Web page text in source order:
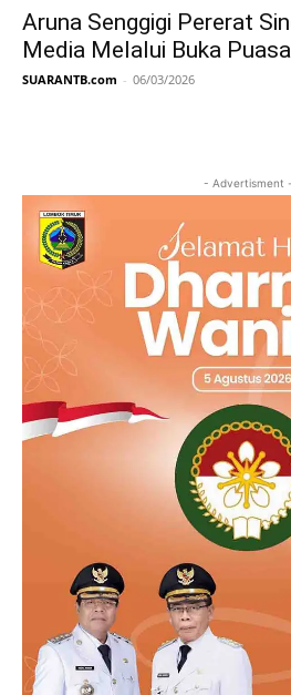
Aruna Senggigi Pererat
Media Melalui Buka
SUARANTB.com - 06/03/2026
- Advertisment -